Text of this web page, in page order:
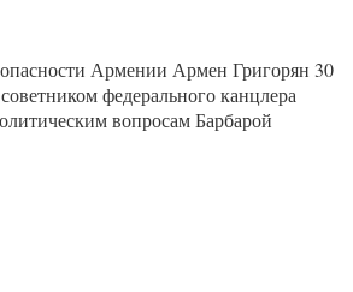
Армении Армен Григорян 30
федерального канцлера
вопросам Барбарой